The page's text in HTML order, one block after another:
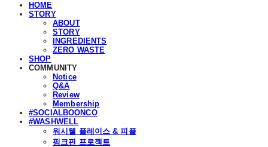
HOME
STORY
ABOUT
STORY
INGREDIENTS
ZERO WASTE
SHOP
COMMUNITY
Notice
Q&A
Review
Membership
#SOCIALBOONCO
#WASHWELL
워시웰 플레이스 & 피플
핑크핀 프로젝트